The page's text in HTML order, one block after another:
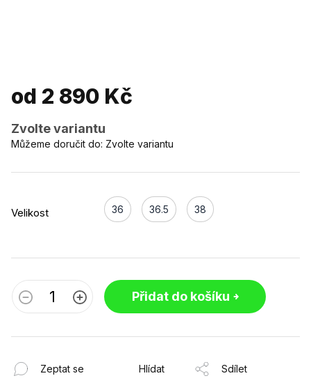
od 2 890 Kč
Zvolte variantu
Velikost 36 36.5 38
Můžeme doručit do: Zvolte variantu
Přidat do košíku
Zeptat se Hlídat Sdílet